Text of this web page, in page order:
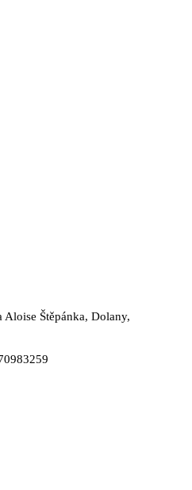
Aloise Štěpánka, Dolany,